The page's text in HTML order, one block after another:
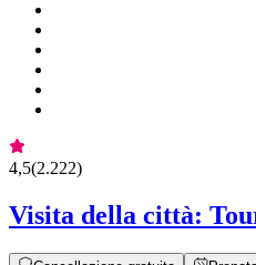
4,5(2.222)
Visita della città: